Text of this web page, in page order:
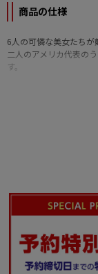
商品の仕様
6人の可憐な美女たちが
二人のアメリカ代表の
す。
■原型制作：ファンラ
（c）2012 OTTOMAN